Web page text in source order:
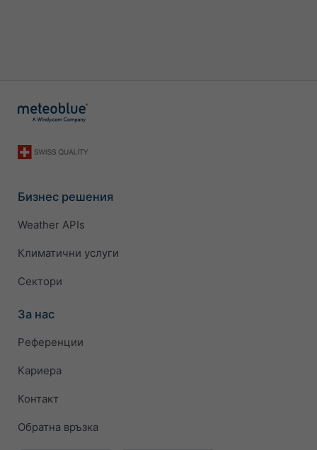
Бизнес решения
Weather APIs
Климатични услуги
Сектори
За нас
Референции
Кариера
Контакт
Обратна връзка